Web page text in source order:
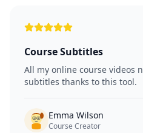
Course Subtitles
All my online course videos
subtitles thanks to this tool.
Emma Wilson
Course Creator